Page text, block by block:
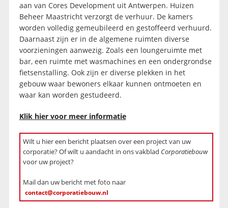
aan van Cores Development uit Antwerpen. Huizen
Beheer Maastricht verzorgt de verhuur. De kamers
worden volledig gemeubileerd en gestoffeerd verhuurd.
Daarnaast zijn er in de algemene ruimten diverse
voorzieningen aanwezig. Zoals een loungeruimte met
bar, een ruimte met wasmachines en een ondergrondse
fietsenstalling. Ook zijn er diverse plekken in het
gebouw waar bewoners elkaar kunnen ontmoeten en
waar kan worden gestudeerd.
Klik hier voor meer informatie
Wilt u hier een bericht plaatsen over een project van uw
corporatie? Of wilt u aandacht in ons vakblad Corporatiebouw
voor uw project?
Mail dan uw bericht met foto naar
contact@corporatiebouw.nl